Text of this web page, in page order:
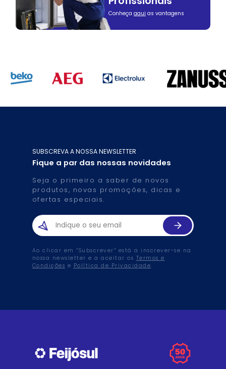
Conheça aqui as vantagens
SUBSCREVA A NOSSA NEWSLETTER
Fique a par das nossas novidades
Seja o primeiro a saber de novos
produtos, novas promoções, dicas e
ofertas especiais.
Ao clicar em “Subscrever” está a inscrever-se na
nossa newsletter e a aceitar os Termos e
Condições e Política de Privacidade.